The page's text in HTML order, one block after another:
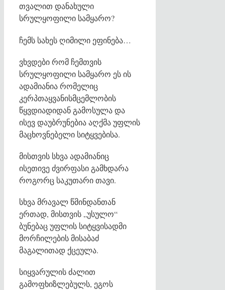
თვალით დანახული
სრულყოფილი სამყარო?
ჩემს სახეს ღიმილი ეფინება…
ვხვდები რომ ჩემთვის
სრულყოფილი სამყარო ეს ის
ადამიანია რომელიც
კერპთაყვანისმცემლობის
წყვდიადიდან გამოსულა და
ისევ დაუბრუნებია აღქმა უფლის
მაცხოვნებელი სიტყვებისა.
მისთვის სხვა ადამიანიც
ისეთივე ძვირფასი გამხდარა
როგორც საკუთარი თავი.
სხვა მრავალ წმინდანთან
ერთად, მისთვის „უსულო“
ბუნებაც უფლის სიტყვისადმი
მორჩილების მისაბაძ
მაგალითად ქცეულა.
სიყვარულის ძალით
გამოფხიზლებულს, ეგოს